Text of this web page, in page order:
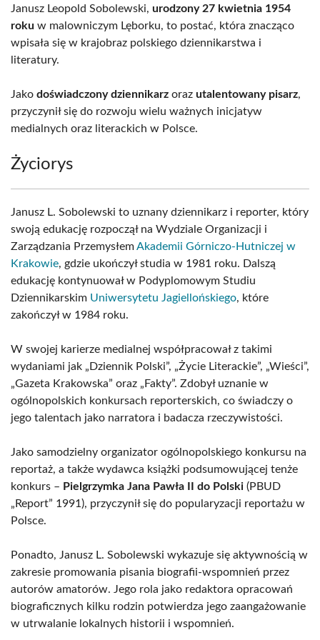
Janusz Leopold Sobolewski, urodzony 27 kwietnia 1954
roku w malowniczym Lęborku, to postać, która znacząco
wpisała się w krajobraz polskiego dziennikarstwa i
literatury.
Jako doświadczony dziennikarz oraz utalentowany pisarz,
przyczynił się do rozwoju wielu ważnych inicjatyw
medialnych oraz literackich w Polsce.
Życiorys
Janusz L. Sobolewski to uznany dziennikarz i reporter, który
swoją edukację rozpoczął na Wydziale Organizacji i
Zarządzania PrzemysłemAkademii Górniczo-Hutniczej w
Krakowie, gdzie ukończył studia w 1981 roku. Dalszą
edukację kontynuował w Podyplomowym Studiu
Dziennikarskim Uniwersytetu Jagiellońskiego, które
zakończył w 1984 roku.
W swojej karierze medialnej współpracował z takimi
wydaniami jak „Dziennik Polski”, „Życie Literackie”, „Wieści”,
„Gazeta Krakowska” oraz „Fakty”. Zdobył uznanie w
ogólnopolskich konkursach reporterskich, co świadczy o
jego talentach jako narratora i badacza rzeczywistości.
Jako samodzielny organizator ogólnopolskiego konkursu na
reportaż, a także wydawca książki podsumowującej tenże
konkurs – Pielgrzymka Jana Pawła II do Polski (PBUD
„Report” 1991), przyczynił się do popularyzacji reportażu w
Polsce.
Ponadto, Janusz L. Sobolewski wykazuje się aktywnością w
zakresie promowania pisania biografii-wspomnień przez
autorów amatorów. Jego rola jako redaktora opracowań
biograficznych kilku rodzin potwierdza jego zaangażowanie
w utrwalanie lokalnych historii i wspomnień.